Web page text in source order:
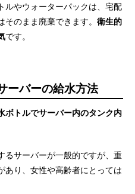
ルやウォーターパックは、宅配
のまま廃棄できます。 衛生的
です。
ーバーの給水方法
ボトルでサーバー内のタンク内
るサーバーが一般的ですが、重
あり、女性や高齢者にとっては